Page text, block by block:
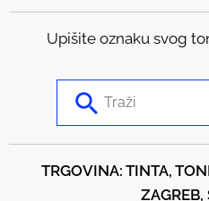
Upišite oznaku svog
TRGOVINA: TINTA,
ZAGREB,